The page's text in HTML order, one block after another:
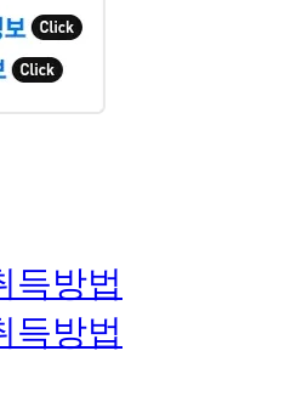
득방법
득방법